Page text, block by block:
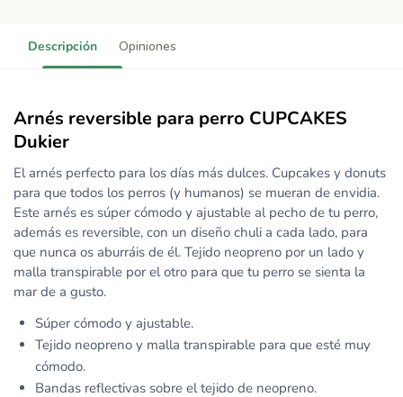
Descripción Opiniones
Arnés reversible para perro CUPCAKES
Dukier
El arnés perfecto para los días más dulces. Cupcakes y donuts
para que todos los perros (y humanos) se mueran de envidia.
Este arnés es súper cómodo y ajustable al pecho de tu perro,
además es reversible, con un diseño chuli a cada lado, para
que nunca os aburráis de él. Tejido neopreno por un lado y
malla transpirable por el otro para que tu perro se sienta la
mar de a gusto.
Súper cómodo y ajustable.
Tejido neopreno y malla transpirable para que esté muy
cómodo.
Bandas reflectivas sobre el tejido de neopreno.